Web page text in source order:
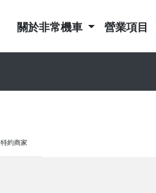
關於非常機車 營業項目
特約商家